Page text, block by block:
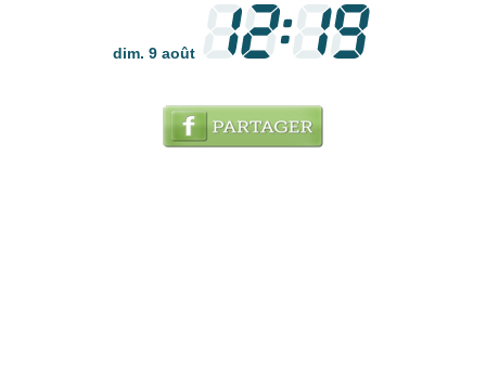
dim. 9 août